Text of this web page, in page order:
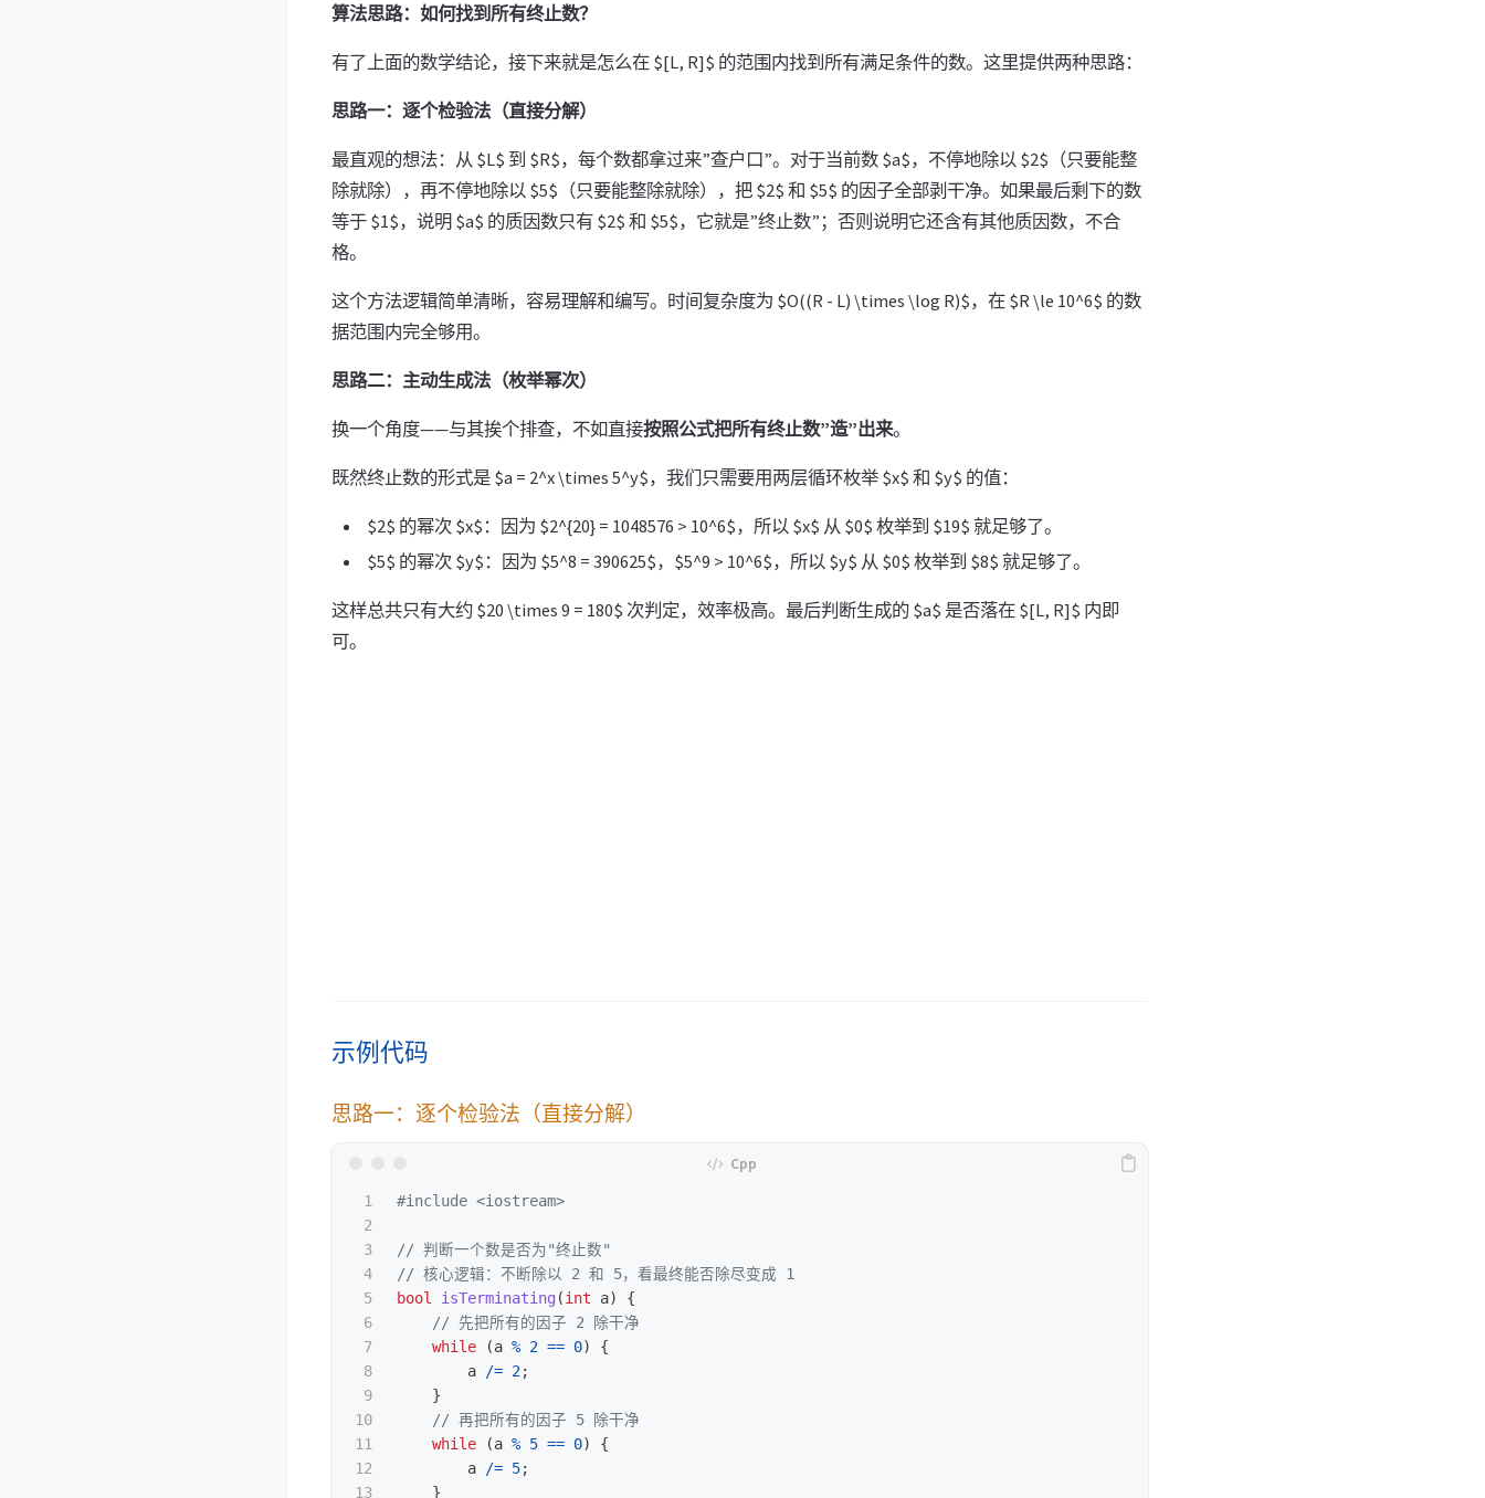
算法思路：如何找到所有终止数？
有了上面的数学结论，接下来就是怎么在 $[L, R]$ 的范围内找到所有满足条件的数。这里提供两种思路：
思路一：逐个检验法（直接分解）
最直观的想法：从 $L$ 到 $R$，每个数都拿过来”查户口”。对于当前数 $a$，不停地除以 $2$（只要能整
除就除），再不停地除以 $5$（只要能整除就除），把 $2$ 和 $5$ 的因子全部剥干净。如果最后剩下的数
等于 $1$，说明 $a$ 的质因数只有 $2$ 和 $5$，它就是”终止数”；否则说明它还含有其他质因数，不合
格。
这个方法逻辑简单清晰，容易理解和编写。时间复杂度为 $O((R - L) \times \log R)$，在 $R \le 10^6$ 的数
据范围内完全够用。
思路二：主动生成法（枚举幂次）
换一个角度——与其挨个排查，不如直接按照公式把所有终止数”造”出来。
既然终止数的形式是 $a = 2^x \times 5^y$，我们只需要用两层循环枚举 $x$ 和 $y$ 的值：
$2$ 的幂次 $x$：因为 $2^{20} = 1048576 > 10^6$，所以 $x$ 从 $0$ 枚举到 $19$ 就足够了。
$5$ 的幂次 $y$：因为 $5^8 = 390625$，$5^9 > 10^6$，所以 $y$ 从 $0$ 枚举到 $8$ 就足够了。
这样总共只有大约 $20 \times 9 = 180$ 次判定，效率极高。最后判断生成的 $a$ 是否落在 $[L, R]$ 内即
可。
示例代码
思路一：逐个检验法（直接分解）
1
2
3
4
5
6
7
8
9
10
11
12
13
#include <iostream>
// 判断一个数是否为"终止数"
// 核心逻辑：不断除以 2 和 5，看最终能否除尽变成 1
bool
isTerminating (int a)
{
// 先把所有的因子 2 除干净
while
(a % 2 == 0)
{
a
/= 2;
}
// 再把所有的因子 5 除干净
while
(a % 5 == 0)
{
a
/= 5;
}